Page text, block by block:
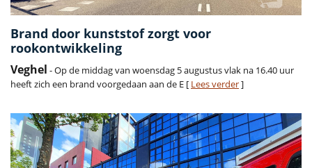
Brand door kunststof zorgt voor
rookontwikkeling
Veghel - Op de middag van woensdag 5 augustus vlak na 16.40 uur
heeft zich een brand voorgedaan aan de E [ Lees verder]